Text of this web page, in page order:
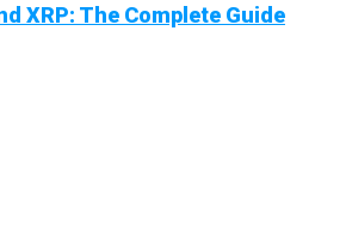
XRP: The Complete Guide